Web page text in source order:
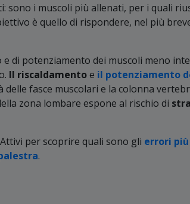
i muscoli più allenati, per i quali
è quello di rispondere, nel più
di potenziamento dei muscoli meno
Il riscaldamentoe il potenziamento
fasce muscolari e la colonna
zona lombare espone al rischio di
per scoprire quali sono gli errori
.